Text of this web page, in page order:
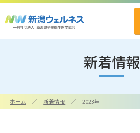
新着情報
ホーム 新着情報 2023年